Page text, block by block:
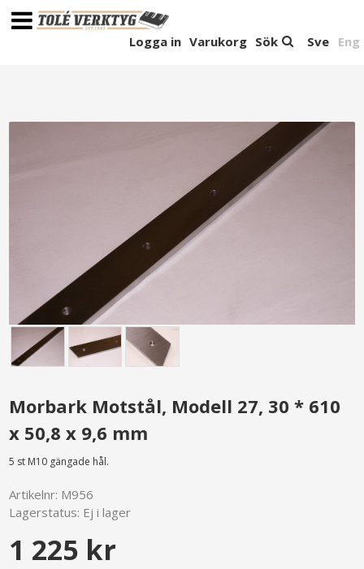
Sve Eng
Sök
Varukorg
Logga in
Morbark Motstål, Modell 27, 30 * 610
x 50,8 x 9,6 mm
5 st M10 gängade hål.
Artikelnr: M956
Lagerstatus: Ej i lager
1 225 kr